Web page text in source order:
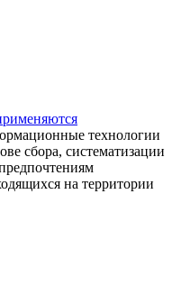
технологии
сбора, систематизации
на территории